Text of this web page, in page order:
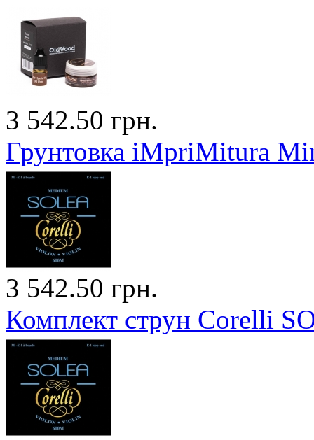
3 542.50 грн.
Грунтовка iMpriMitura
3 542.50 грн.
Комплект струн Corelli